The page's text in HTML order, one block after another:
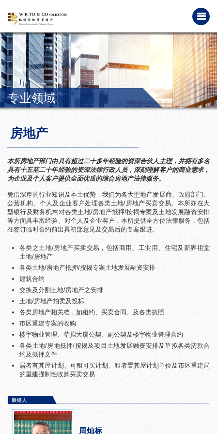
专业领域
房地产
本所房地产部门由具有超过二十多年经验的资深合伙人主理，并拥有多名
具有十五至二十年经验的资深法律行政人员，深刻理解客户的商业需求，
为企业及个人客户提供全面优质的综合房地产法律服务。
凭借深厚的行业知识及本土优势，我们为各大型地产发展商、政府部门、
公营机构、个人及企业客户处理各类土地/房地产买卖交易。本所亦在大
型银行及财务机构对各类土地/房地产抵押/按揭专案及土地发展融资安排
等方面具丰富经验。对个人及企业客户，本所提供全方位法律服务，包括
在签订临时合约前出具初部意见及交易后的专案跟进。
各类之土地/房地产买卖交易，包括商用、工业用、住宅及新界祖堂
土地/房地产
各类土地/房地产抵押/按揭专案土地发展融资安排
建筑合约
交换及分割土地/房地产之安排
土地/房地产拍卖及投标
各类房地产相关档，如租约、买卖合同、及各类执照
市区重建专案的收购
楼宇物业管理、草拟大厦公契、副公契及楼宇物业管理合约
各类土地/房地抵押/按揭及项目土地发展融资安排及草拟各类贷款合
约及抵押文件
居者有其屋计划、可租可买计划、租者置其屋计划单位及市区重建局
的重建强制性收购买卖交易
周灿标